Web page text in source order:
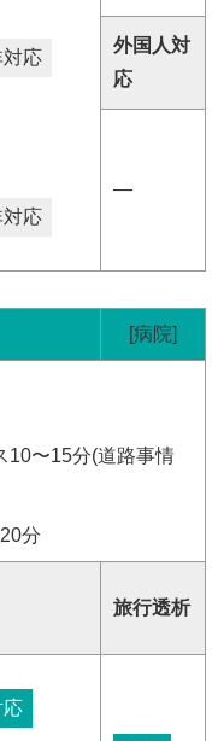
対応
対応
外国人対
応
―
[病院]
〜15分(道路事情
分
旅行透析
応